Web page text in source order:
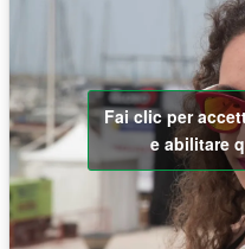
Fai clic per
e abilitare